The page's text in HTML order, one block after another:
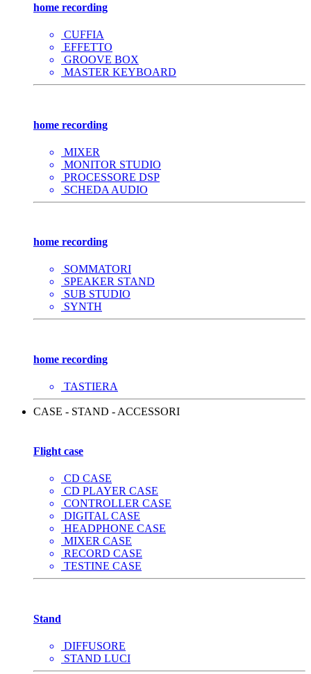
home recording
CUFFIA
EFFETTO
GROOVE BOX
MASTER KEYBOARD
home recording
MIXER
MONITOR STUDIO
PROCESSORE DSP
SCHEDA AUDIO
home recording
SOMMATORI
SPEAKER STAND
SUB STUDIO
SYNTH
home recording
TASTIERA
CASE - STAND - ACCESSORI
Flight case
CD CASE
CD PLAYER CASE
CONTROLLER CASE
DIGITAL CASE
HEADPHONE CASE
MIXER CASE
RECORD CASE
TESTINE CASE
Stand
DIFFUSORE
STAND LUCI